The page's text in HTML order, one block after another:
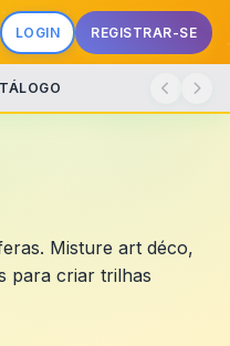
LOGIN REGISTRAR-SE
Misture art déco,
para criar trilhas